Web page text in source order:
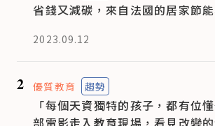
省錢又減碳，來自法國的居家節能
2023.09.12
2 優質教育 趨勢
「每個天資獨特的孩子，都有位
部電影走入教育現場，看見改變